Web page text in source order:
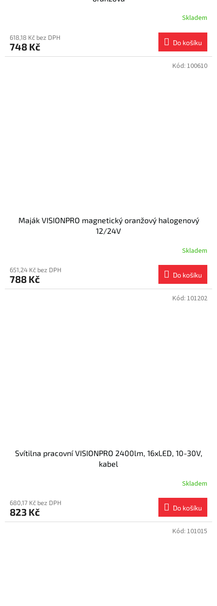
Skladem
618,18 Kč bez DPH
748 Kč Do košíku
Maják VISIONPRO magnetický oranžový halogenový
12/24V
Skladem
651,24 Kč bez DPH
788 Kč Do košíku
Kód: 100610
Svítilna pracovní VISIONPRO 2400lm, 16xLED, 10-30V,
kabel
Skladem
680,17 Kč bez DPH
823 Kč Do košíku
Kód: 101202
Kód: 101015